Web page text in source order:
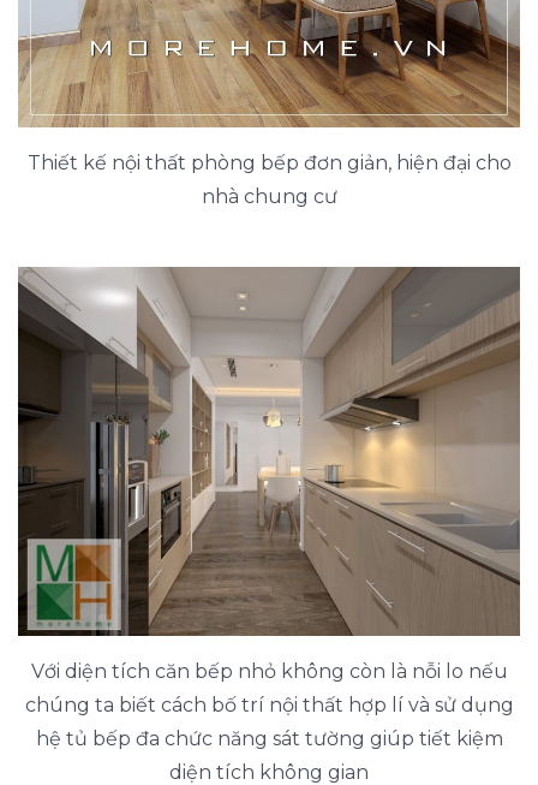
Thiết kế nội thất phòng bếp đơn giản, hiện đại cho
nhà chung cư
Với diện tích căn bếp nhỏ không còn là nỗi lo nếu
chúng ta biết cách bố trí nội thất hợp lí và sử dụng
hệ tủ bếp đa chức năng sát tường giúp tiết kiệm
diện tích không gian